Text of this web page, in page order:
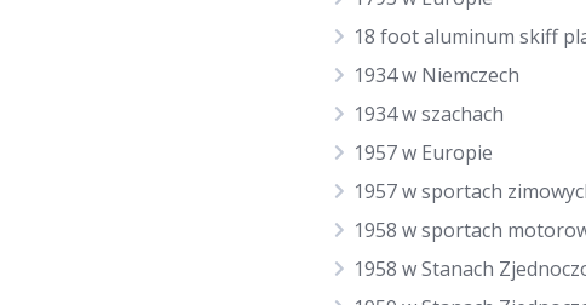
18 foot aluminum skiff
1934 w Niemczech
1934 w szachach
1957 w Europie
1957 w sportach
1958 w sportach
1958 w Stanach